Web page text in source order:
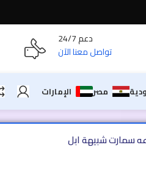
دعم 24/7
تواصل معنا الآن
مصر الإمارات
سمارت شبيهة ابل